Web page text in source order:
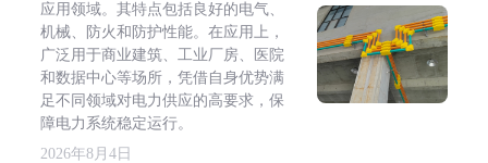
应用领域。其特点包括良好的电气、
机械、防火和防护性能。在应用上，
广泛用于商业建筑、工业厂房、医院
和数据中心等场所，凭借自身优势满
足不同领域对电力供应的高要求，保
障电力系统稳定运行。
2026年8月4日